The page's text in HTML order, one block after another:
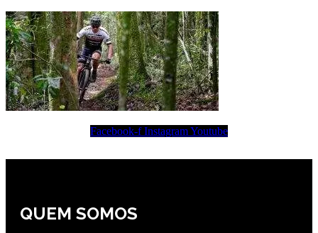
Facebook-f InstagramYoutube
QUEM SOMOS